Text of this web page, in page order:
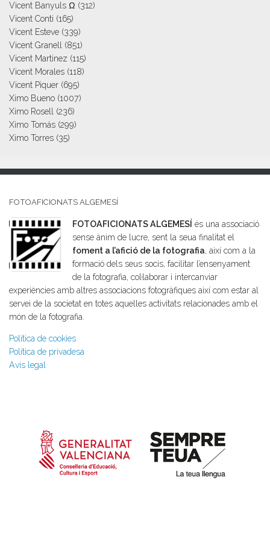
Vicent Banyuls Ω (312)
Vicent Conti (165)
Vicent Esteve (339)
Vicent Granell
(851)
Vicent Martinez (115)
Vicent Morales (118)
Vicent Piquer (695)
Ximo Bueno (1007)
Ximo Rosell
(236)
Ximo Tomás (299)
Ximo Torres (35)
FOTOAFICIONATS ALGEMESÍ
FOTOAFICIONATS ALGEMESÍ és una associació
sense ànim de lucre, sent la seua finalitat el
foment a l’afició de la fotografia, així com a la
formació dels seus socis, facilitar l’ensenyament
de la fotografia, col·laborar i intercanviar
experiències amb altres associacions fotogràfiques així com estar al
servei de la societat en totes aquelles activitats relacionades amb el
món de la fotografia.
Política de cookies
Política de privadesa
Avís legal